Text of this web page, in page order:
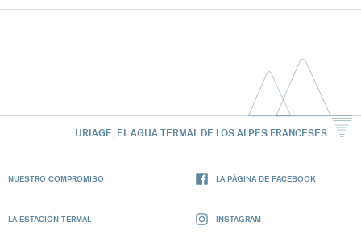
URIAGE, EL AGUA TERMAL DE LOS ALPES FRANCESES
NUESTRO COMPROMISO
LA ESTACIÓN TERMAL
LA PÁGINA DE FACEBOOK
INSTAGRAM